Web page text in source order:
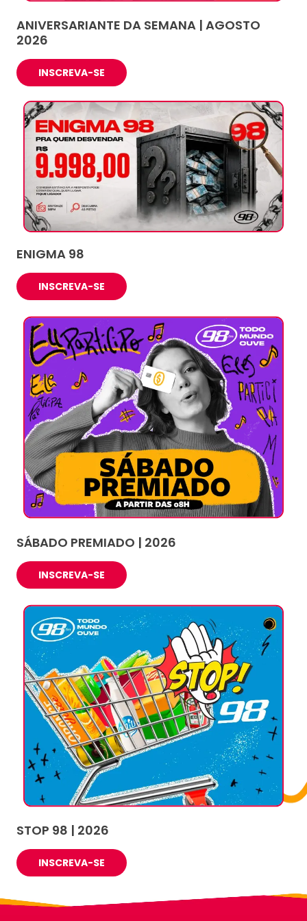
ANIVERSARIANTE DA SEMANA | AGOSTO
2026
INSCREVA-SE
ENIGMA 98
INSCREVA-SE
SÁBADO PREMIADO | 2026
INSCREVA-SE
STOP 98 | 2026
INSCREVA-SE